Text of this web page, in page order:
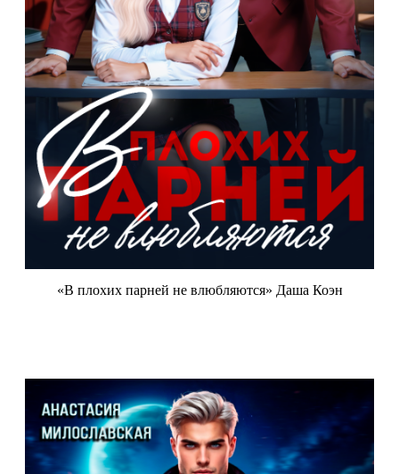
«В плохих парней не влюбляются» Даша Коэн